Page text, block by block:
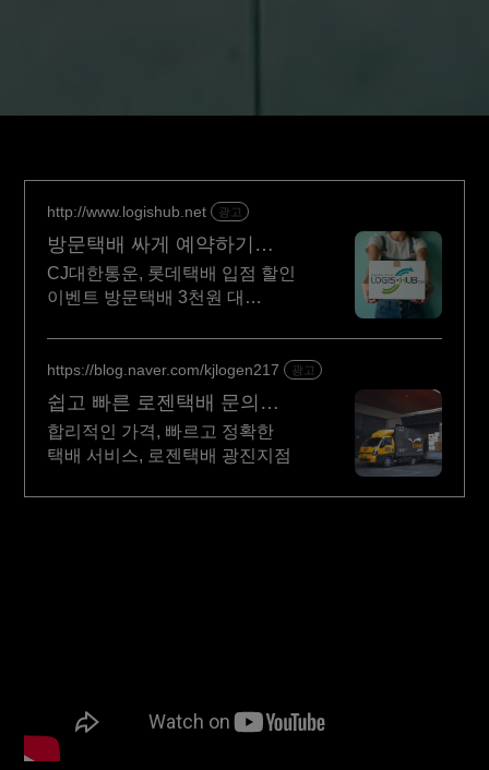
http://www.logishub.net 광고
방문택배 싸게 예약하기
스마트스토어 주문연동
CJ대한통운, 롯데택배 입점 할인
이벤트 방문택배 3천원 대
퀵서비스까지 모두 이용해보세요.
https://blog.naver.com/kjlogen217 광고
쉽고 빠른 로젠택배 문의
소비자 추천 1위 택배
합리적인 가격, 빠르고 정확한
택배 서비스, 로젠택배 광진지점